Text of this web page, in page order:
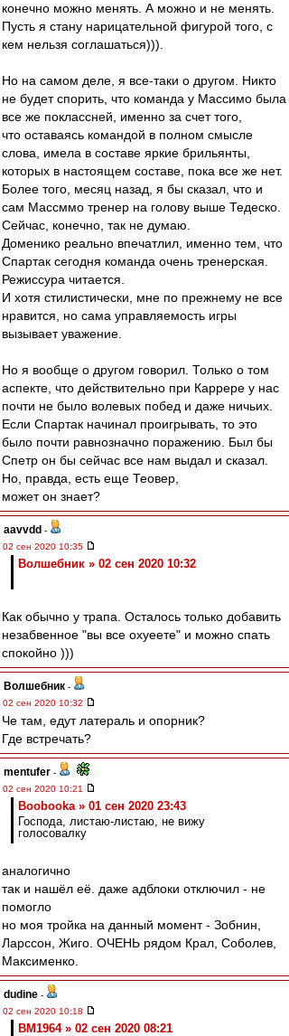
конечно можно менять. А можно и не менять.
Пусть я стану нарицательной фигурой того, с
кем нельзя соглашаться))).
Но на самом деле, я все-таки о другом. Никто
не будет спорить, что команда у Массимо была
все же поклассней, именно за счет того,
что оставаясь командой в полном смысле
слова, имела в составе яркие брильянты,
которых в настоящем составе, пока все же нет.
Более того, месяц назад, я бы сказал, что и
сам Массммо тренер на голову выше Тедеско.
Сейчас, конечно, так не думаю.
Доменико реально впечатлил, именно тем, что
Спартак сегодня команда очень тренерская.
Режиссура читается.
И хотя стилистически, мне по прежнему не все
нравится, но сама управляемость игры
вызывает уважение.
Но я вообще о другом говорил. Только о том
аспекте, что действительно при Каррере у нас
почти не было волевых побед и даже ничьих.
Если Спартак начинал проигрывать, то это
было почти равнозначно поражению. Был бы
Спетр он бы сейчас все нам выдал и сказал.
Но, правда, есть еще Теовер,
может он знает?
aavvdd -
02 сен 2020 10:35
Волшебник » 02 сен 2020 10:32
Как обычно у трапа. Осталось только добавить
незабвенное "вы все охуеете" и можно спать
спокойно )))
Волшебник -
02 сен 2020 10:32
Че там, едут латераль и опорник?
Где встречать?
mentufer -
02 сен 2020 10:21
Boobooka » 01 сен 2020 23:43
Господа, листаю-листаю, не вижу
голосовалку
аналогично
так и нашёл её. даже адблоки отключил - не
помогло
но моя тройка на данный момент - Зобнин,
Ларссон, Жиго. ОЧЕНЬ рядом Крал, Соболев,
Максименко.
dudine -
02 сен 2020 10:18
BM1964 » 02 сен 2020 08:21